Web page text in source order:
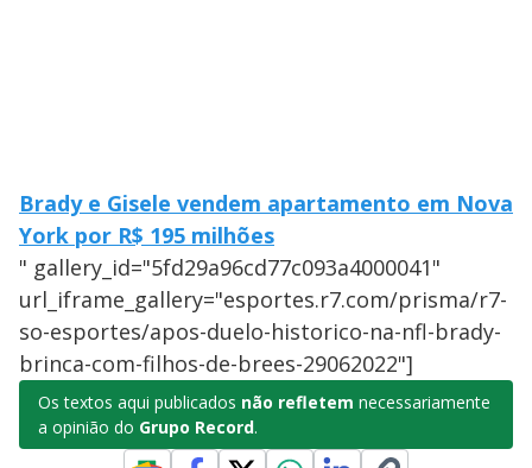
Brady e Gisele vendem apartamento em Nova
York por R$ 195 milhões
" gallery_id="5fd29a96cd77c093a4000041"
url_iframe_gallery="esportes.r7.com/prisma/r7-
so-esportes/apos-duelo-historico-na-nfl-brady-
brinca-com-filhos-de-brees-29062022"]
Os textos aqui publicados não refletem necessariamente
a opinião do Grupo Record.